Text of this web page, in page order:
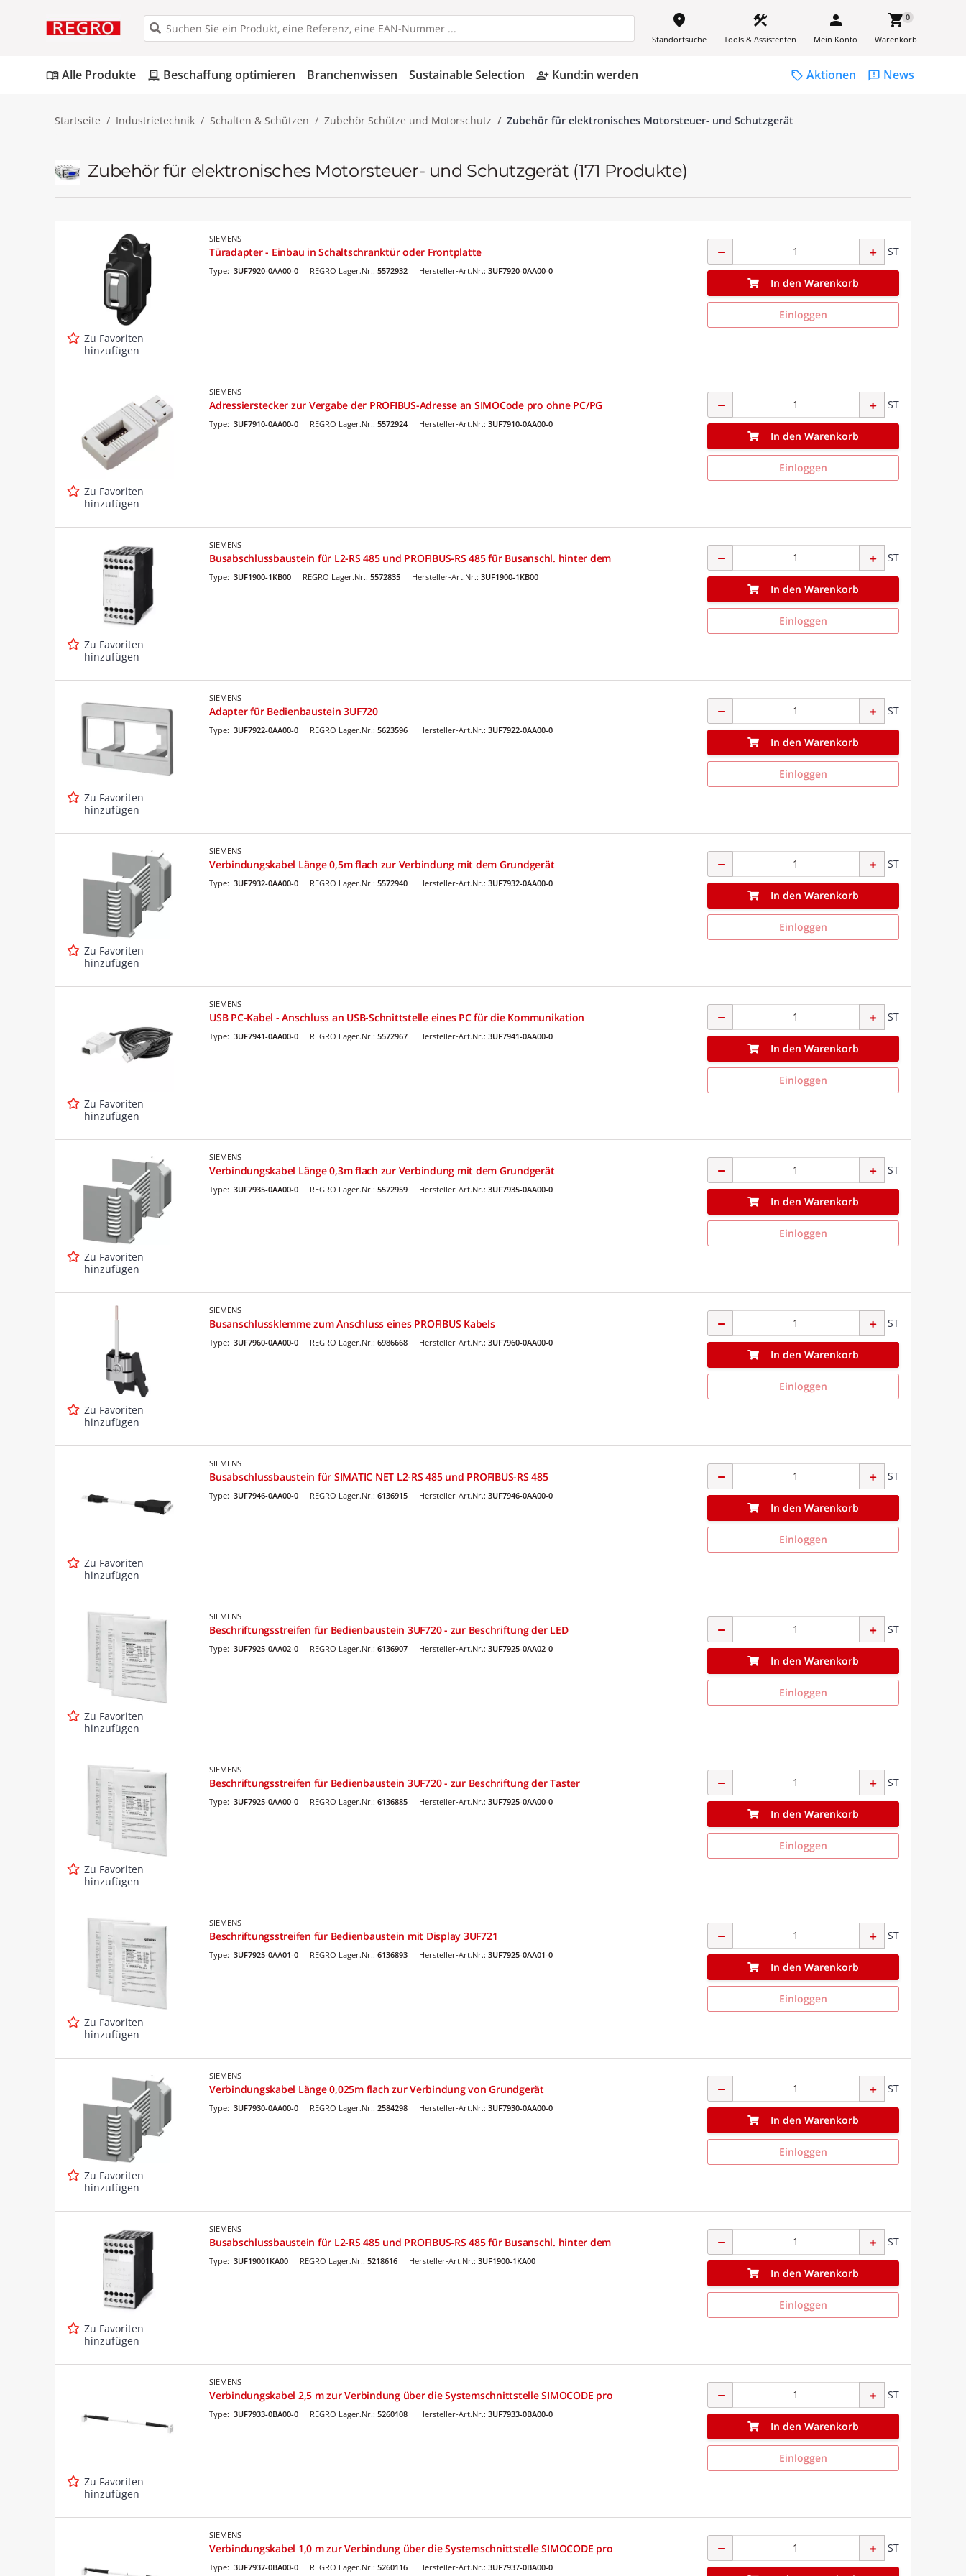
place
Standortsuche
construction
Tools & Assistenten
person
Mein Konto
shopping_cart0
Warenkorb
menu_bookAlle Produkte pallet Beschaffung optimieren Branchenwissen Sustainable Selection person_add_alt Kund:in werden sell Aktionen feedback News
Startseite Industrietechnik Schalten & Schützen Zubehör Schütze und Motorschutz Zubehör für elektronisches Motorsteuer- und Schutzgerät
Zubehör für elektronisches Motorsteuer- und Schutzgerät (171 Produkte)
Zu Favoriten
hinzufügen
SIEMENS
Türadapter - Einbau in Schaltschranktür oder Frontplatte
REGRO Lager.Nr.: 5572932
Type: 3UF7920-0AA00-0 Hersteller-Art.Nr.: 3UF7920-0AA00-0
ST
In den Warenkorb
Einloggen
Zu Favoriten
hinzufügen
SIEMENS
Adressierstecker zur Vergabe der PROFIBUS-Adresse an SIMOCode pro ohne PC/PG
REGRO Lager.Nr.: 5572924
Type: 3UF7910-0AA00-0 Hersteller-Art.Nr.: 3UF7910-0AA00-0
ST
In den Warenkorb
Einloggen
Zu Favoriten
hinzufügen
SIEMENS
Busabschlussbaustein für L2-RS 485 und PROFIBUS-RS 485 für Busanschl. hinter dem
REGRO Lager.Nr.: 5572835
Type: 3UF1900-1KB00 Hersteller-Art.Nr.: 3UF1900-1KB00
ST
In den Warenkorb
Einloggen
Zu Favoriten
hinzufügen
SIEMENS
Adapter für Bedienbaustein 3UF720
REGRO Lager.Nr.: 5623596
Type: 3UF7922-0AA00-0 Hersteller-Art.Nr.: 3UF7922-0AA00-0
ST
In den Warenkorb
Einloggen
Zu Favoriten
hinzufügen
SIEMENS
Verbindungskabel Länge 0,5m flach zur Verbindung mit dem Grundgerät
REGRO Lager.Nr.: 5572940
Type: 3UF7932-0AA00-0 Hersteller-Art.Nr.: 3UF7932-0AA00-0
ST
In den Warenkorb
Einloggen
Zu Favoriten
hinzufügen
SIEMENS
USB PC-Kabel - Anschluss an USB-Schnittstelle eines PC für die Kommunikation
REGRO Lager.Nr.: 5572967
Type: 3UF7941-0AA00-0 Hersteller-Art.Nr.: 3UF7941-0AA00-0
ST
In den Warenkorb
Einloggen
Zu Favoriten
hinzufügen
SIEMENS
Verbindungskabel Länge 0,3m flach zur Verbindung mit dem Grundgerät
REGRO Lager.Nr.: 5572959
Type: 3UF7935-0AA00-0 Hersteller-Art.Nr.: 3UF7935-0AA00-0
ST
In den Warenkorb
Einloggen
Zu Favoriten
hinzufügen
SIEMENS
Busanschlussklemme zum Anschluss eines PROFIBUS Kabels
REGRO Lager.Nr.: 6986668
Type: 3UF7960-0AA00-0 Hersteller-Art.Nr.: 3UF7960-0AA00-0
ST
In den Warenkorb
Einloggen
Zu Favoriten
hinzufügen
SIEMENS
Busabschlussbaustein für SIMATIC NET L2-RS 485 und PROFIBUS-RS 485
REGRO Lager.Nr.: 6136915
Type: 3UF7946-0AA00-0 Hersteller-Art.Nr.: 3UF7946-0AA00-0
ST
In den Warenkorb
Einloggen
Zu Favoriten
hinzufügen
SIEMENS
Beschriftungsstreifen für Bedienbaustein 3UF720 - zur Beschriftung der LED
REGRO Lager.Nr.: 6136907
Type: 3UF7925-0AA02-0 Hersteller-Art.Nr.: 3UF7925-0AA02-0
ST
In den Warenkorb
Einloggen
Zu Favoriten
hinzufügen
SIEMENS
Beschriftungsstreifen für Bedienbaustein 3UF720 - zur Beschriftung der Taster
REGRO Lager.Nr.: 6136885
Type: 3UF7925-0AA00-0 Hersteller-Art.Nr.: 3UF7925-0AA00-0
ST
In den Warenkorb
Einloggen
Zu Favoriten
hinzufügen
SIEMENS
Beschriftungsstreifen für Bedienbaustein mit Display 3UF721
REGRO Lager.Nr.: 6136893
Type: 3UF7925-0AA01-0 Hersteller-Art.Nr.: 3UF7925-0AA01-0
ST
In den Warenkorb
Einloggen
Zu Favoriten
hinzufügen
SIEMENS
Verbindungskabel Länge 0,025m flach zur Verbindung von Grundgerät
REGRO Lager.Nr.: 2584298
Type: 3UF7930-0AA00-0 Hersteller-Art.Nr.: 3UF7930-0AA00-0
ST
In den Warenkorb
Einloggen
Zu Favoriten
hinzufügen
SIEMENS
Busabschlussbaustein für L2-RS 485 und PROFIBUS-RS 485 für Busanschl. hinter dem
REGRO Lager.Nr.: 5218616
Type: 3UF19001KA00 Hersteller-Art.Nr.: 3UF1900-1KA00
ST
In den Warenkorb
Einloggen
Zu Favoriten
hinzufügen
SIEMENS
Verbindungskabel 2,5 m zur Verbindung über die Systemschnittstelle SIMOCODE pro
REGRO Lager.Nr.: 5260108
Type: 3UF7933-0BA00-0 Hersteller-Art.Nr.: 3UF7933-0BA00-0
ST
In den Warenkorb
Einloggen
SIEMENS
Verbindungskabel 1,0 m zur Verbindung über die Systemschnittstelle SIMOCODE pro
REGRO Lager.Nr.: 5260116
Type: 3UF7937-0BA00-0 Hersteller-Art.Nr.: 3UF7937-0BA00-0
ST